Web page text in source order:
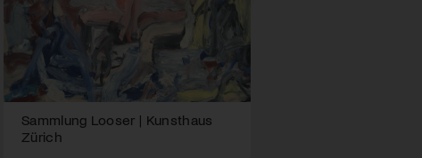
Sammlung Looser | Kunsthaus
Zürich